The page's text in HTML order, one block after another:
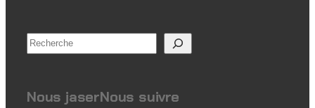
R
e
e
Nous jaserNous suivre